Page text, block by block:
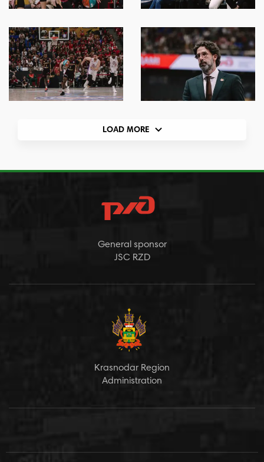
LOAD MORE
General sponsor
JSC RZD
Krasnodar Region
Administration